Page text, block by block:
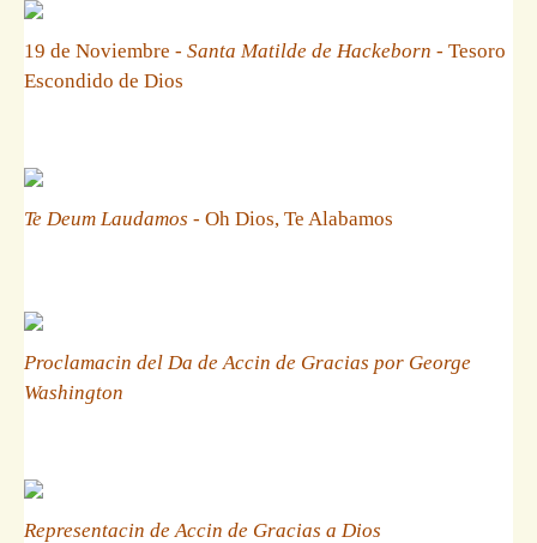
19 de Noviembre - Santa Matilde de Hackeborn - Tesoro
Escondido de Dios
Te Deum Laudamos - Oh Dios, Te Alabamos
Proclamacin del Da de Accin de Gracias por George
Washington
Representacin de Accin de Gracias a Dios